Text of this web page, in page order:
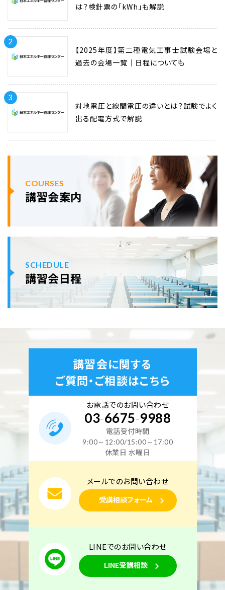
は？検針票の「kWh」も解説
2
【2025年度】第二種電気工事士試験会場と
過去の会場一覧｜日程についても
3
対地電圧と線間電圧の違いとは？試験でよく
出る配電方式で解説
COURSES
講習会案内
SCHEDULE
講習会日程
講習会に関する
ご質問・ご相談はこちら
お電話でのお問い合わせ
03-6675-9988
電話受付時間
9:00～12:00/15:00～17:00
休業日 水曜日
メールでのお問い合わせ
受講相談フォーム
LINEでのお問い合わせ
LINE受講相談